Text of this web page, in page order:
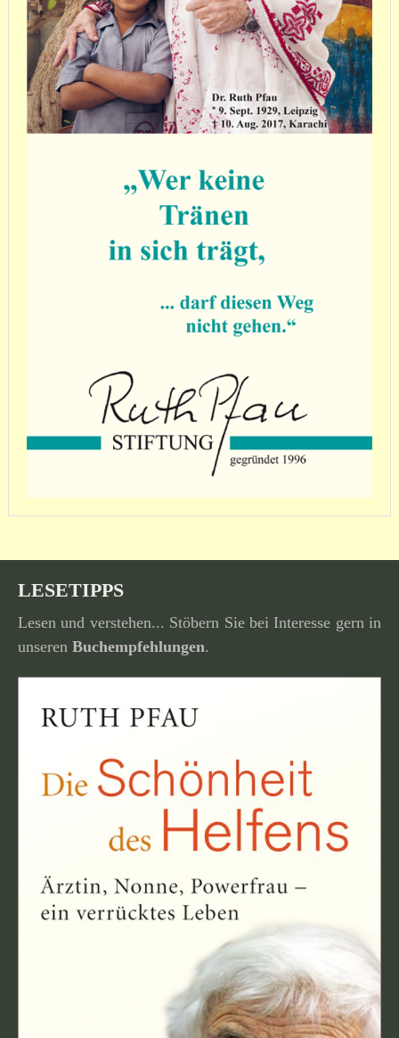
LESETIPPS
Lesen und verstehen... Stöbern Sie bei Interesse gern in
unseren Buchempfehlungen.